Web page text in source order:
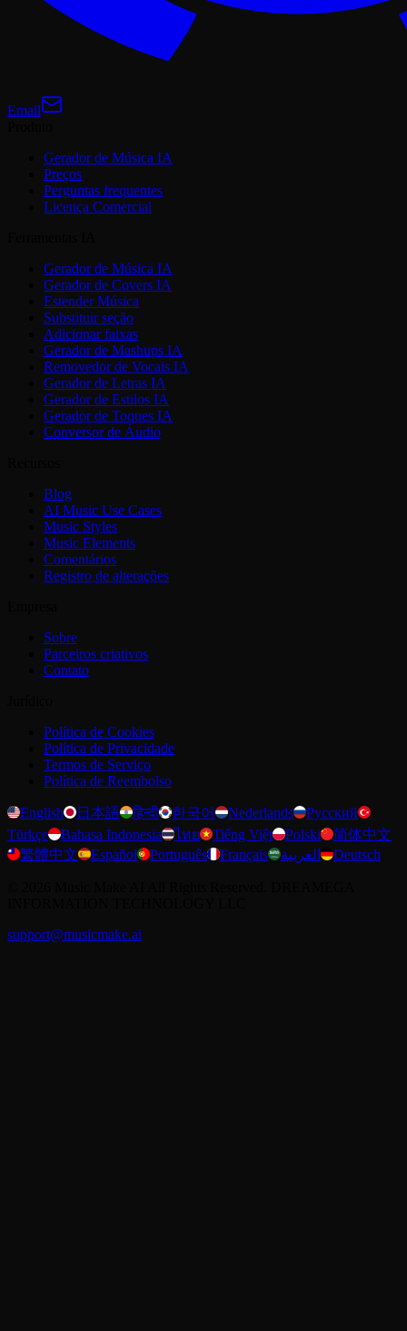
Email
Gerador de Música IA
Preços
Perguntas frequentes
Licença Comercial
Gerador de Música IA
Gerador de Covers IA
Estender Música
Substituir seção
Adicionar faixas
Gerador de Mashups IA
Removedor de Vocais IA
Gerador de Letras IA
Gerador de Estilos IA
Gerador de Toques IA
Conversor de Áudio
Blog
AI Music Use Cases
Music Styles
Music Elements
Comentários
Registro de alterações
Sobre
Parceiros criativos
Contato
Política de Cookies
Política de Privacidade
Termos de Serviço
Política de Reembolso
English 日本語 हिन्दी 한국어 Nederlands
Русский
Türkçe
Bahasa Indonesia ไทย Tiếng Việt Polski
简体中文
繁體中文
Español Português Français العربية Deutsch
support@musicmake.ai